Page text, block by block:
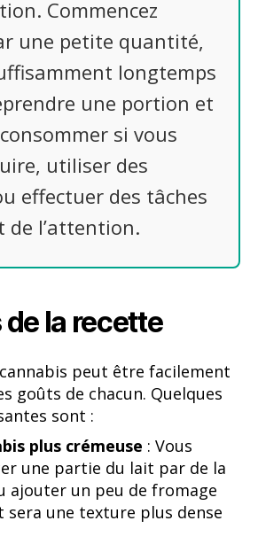
Commencez
une petite quantité,
longtemps
une portion et
si vous
utiliser des
effectuer des tâches
de l’attention.
la recette
peut être facilement
goûts de chacun. Quelques
sont :
plus crémeuse : Vous
une partie du lait par de la
ajouter un peu de fromage
sera une texture plus dense